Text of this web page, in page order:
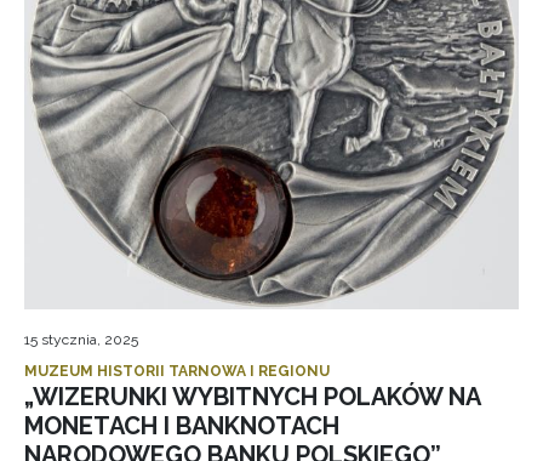
15 stycznia, 2025
MUZEUM HISTORII TARNOWA I REGIONU
„WIZERUNKI WYBITNYCH POLAKÓW NA
MONETACH I BANKNOTACH
NARODOWEGO BANKU POLSKIEGO”